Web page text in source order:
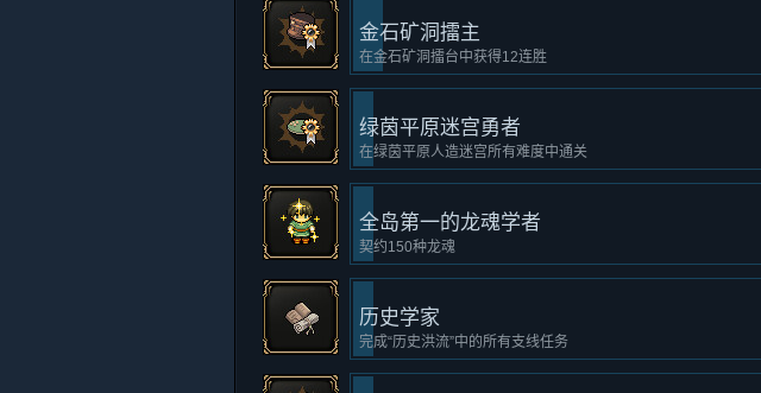
金石矿洞擂主
在金石矿洞擂台中获得12连胜
绿茵平原迷宫勇者
在绿茵平原人造迷宫所有难度中通关
全岛第一的龙魂学者
契约150种龙魂
历史学家
完成“历史洪流”中的所有支线任务